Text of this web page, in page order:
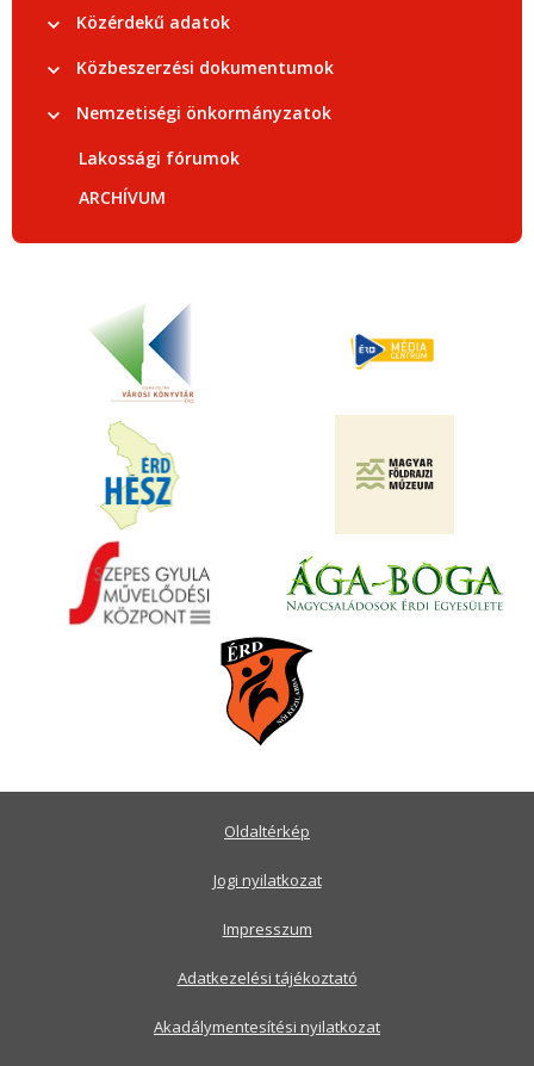
Közérdekű adatok
Közbeszerzési dokumentumok
Nemzetiségi önkormányzatok
Lakossági fórumok
ARCHÍVUM
Oldaltérkép
Jogi nyilatkozat
Impresszum
Adatkezelési tájékoztató
Akadálymentesítési nyilatkozat